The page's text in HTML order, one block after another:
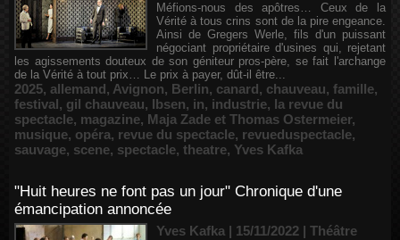
Méfions-nous des apôtres… Ceux de la
Vérité à tous crins sont de la pire engeance.
Ainsi de Gregers Werle, fils d'un puissant
négociant propriétaire d'usines qui, rejetant
les agissements douteux de son géniteur pros-père, se fait l'archange
de la Vérité à tout prix… Le prix à payer, dût-il être...
2025, allemand, Avignon, Berlin, canard, chauveau, famille,
festival, gil chauveau, Ibsen, in, industrie, la revue du
spectacle, magazine, Maja Zade et Thomas Ostermeier,
musique, opéra, revue du spectacle, revueduspectacle,
sauvage, scene, spectacle, theatre, Yves Kafka
"Huit heures ne font pas un jour" Chronique d'une
émancipation annoncée
Yves Kafka | 15/11/2022 | Théâtre